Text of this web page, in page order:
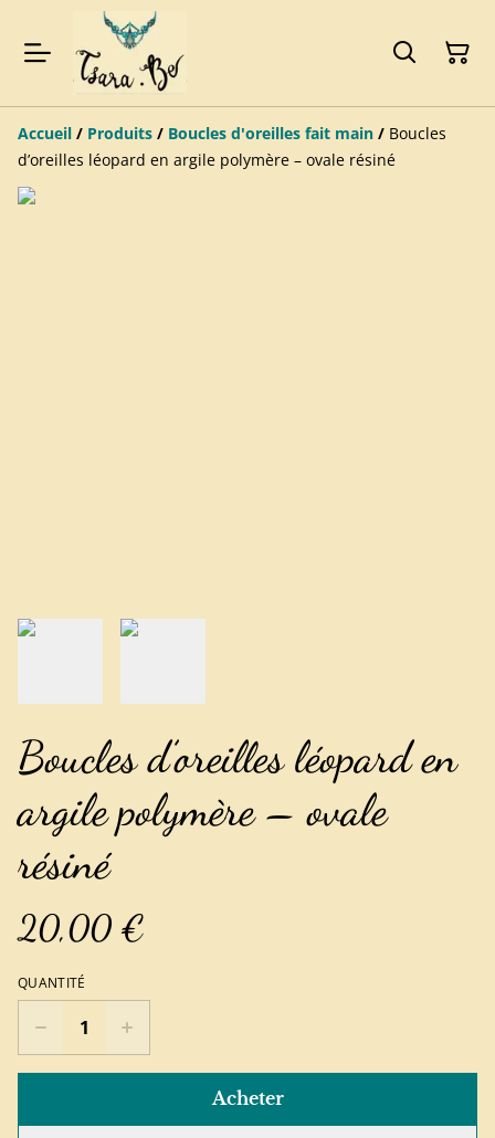
Accueil / Produits / Boucles d'oreilles fait main / Boucles
d’oreilles léopard en argile polymère – ovale résiné
Boucles d’oreilles léopard en
argile polymère – ovale
résiné
20,00 €
QUANTITÉ
Acheter